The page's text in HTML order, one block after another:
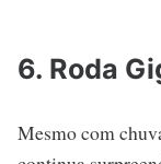
6. Roda
Mesmo com